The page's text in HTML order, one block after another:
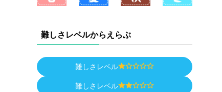
難しさレベルからえらぶ
難しさレベル
難しさレベル